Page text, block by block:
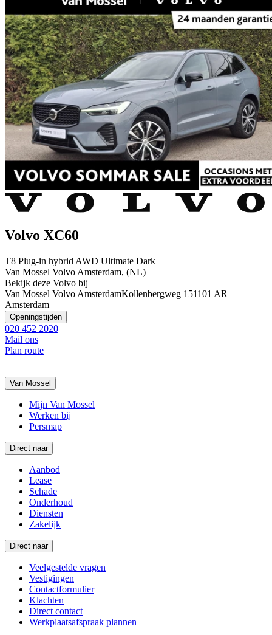
Volvo XC60
T8 Plug-in hybrid AWD Ultimate Dark
Van Mossel Volvo Amsterdam, (NL)
Bekijk deze Volvo bij
Van Mossel Volvo AmsterdamKollenbergweg 151101 AR
Amsterdam
Openingstijden
020 452 2020
Mail ons
Plan route
Van Mossel
Mijn Van Mossel
Werken bij
Persmap
Direct naar
Aanbod
Lease
Schade
Onderhoud
Diensten
Zakelijk
Direct naar
Veelgestelde vragen
Vestigingen
Contactformulier
Klachten
Direct contact
Werkplaatsafspraak plannen